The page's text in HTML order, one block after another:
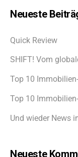
Neueste
Quick Review
SHIFT! Vom
Top 10
Top 10
Und wieder News
Neueste